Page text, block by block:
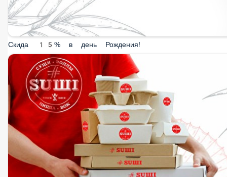
Скида 15% в день Рождения!